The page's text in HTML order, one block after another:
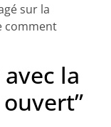
sur la
comment
la